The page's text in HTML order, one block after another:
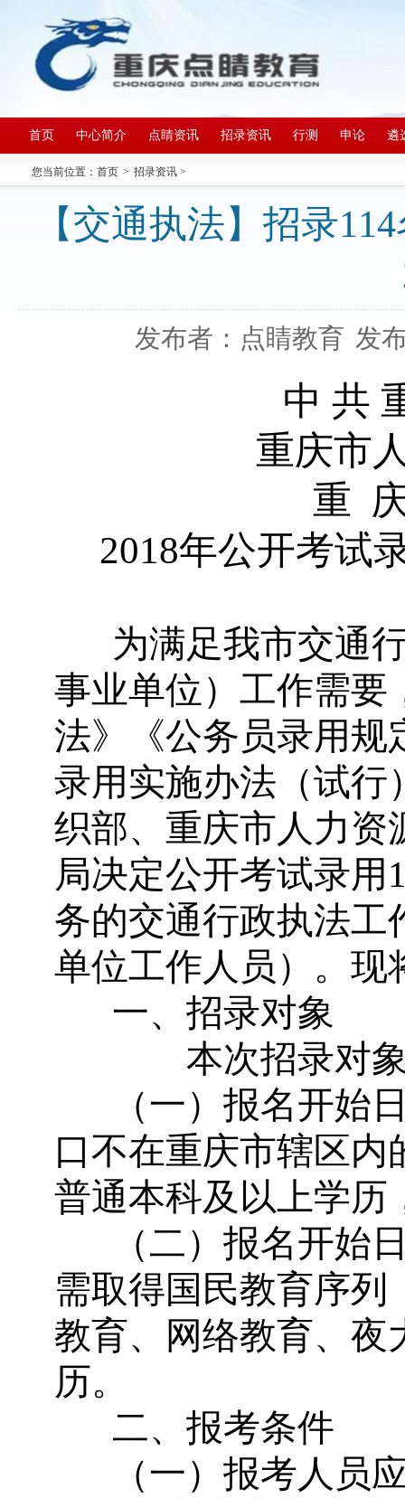
首页 中心简介 点睛资讯 招录资讯 行测 申论 遴
您当前位置： 首页 > 招录资讯 >
【交通执法】招录
发布者：点睛教育 发
中 共
重庆市
重
2018年公开考试
为满足我市交通
事业单位）工作需要
法》《公务员录用规
录用实施办法（试行
织部、重庆市人力资
局决定公开考试录用
务的交通行政执法工
单位工作人员）。现
一、招录对象
本次招录对象
（一）报名开始
口不在重庆市辖区
普通本科及以上学历
（二）报名开始
需取得国民教育序
教育、网络教育、夜
历。
二、报考条件
（一）报考人员